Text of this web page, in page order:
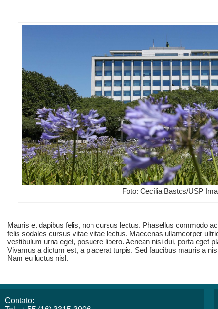
Foto: Cecília Bastos/USP
Mauris et dapibus felis, non cursus lectus. Phasellus commodo
felis sodales cursus vitae vitae lectus. Maecenas ullamcorper
vestibulum urna eget, posuere libero. Aenean nisi dui, porta eget
Vivamus a dictum est, a placerat turpis. Sed faucibus mauris a
Nam eu luctus nisl.
Contato: